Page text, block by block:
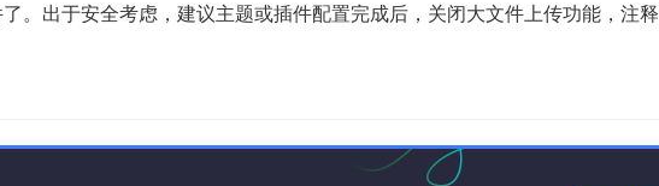
。出于安全考虑，建议主题或插件配置完成后，关闭大文件上传功能，注